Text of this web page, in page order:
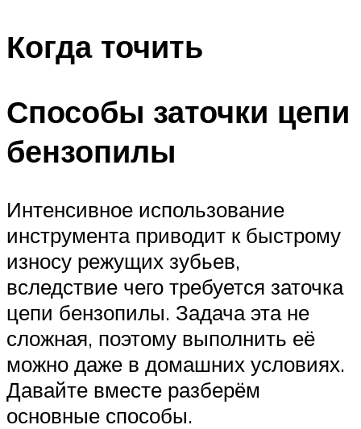
Когда точить
Способы заточки цепи
бензопилы
Интенсивное использование
инструмента приводит к быстрому
износу режущих зубьев,
вследствие чего требуется заточка
цепи бензопилы. Задача эта не
сложная, поэтому выполнить её
можно даже в домашних условиях.
Давайте вместе разберём
основные способы.